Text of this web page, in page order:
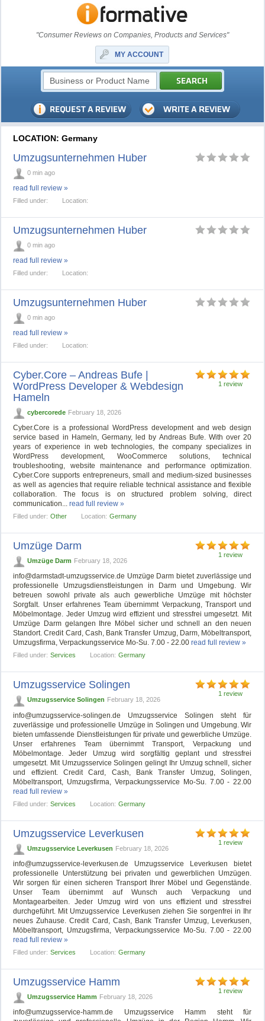
"Consumer Reviews on Companies, Products and Services"
MY ACCOUNT
LOCATION: Germany
Umzugsunternehmen Huber
0 min ago
read full review »
Filled under: Location:
Umzugsunternehmen Huber
0 min ago
read full review »
Filled under: Location:
Umzugsunternehmen Huber
0 min ago
read full review »
Filled under: Location:
1 review
Cyber.Core – Andreas Bufe |
WordPress Developer & Webdesign
Hameln
cybercorede February 18, 2026
Cyber.Core is a professional WordPress development and web design
service based in Hameln, Germany, led by Andreas Bufe. With over 20
years of experience in web technologies, the company specializes in
WordPress development, WooCommerce solutions, technical
troubleshooting, website maintenance and performance optimization.
Cyber.Core supports entrepreneurs, small and medium-sized businesses
as well as agencies that require reliable technical assistance and flexible
collaboration. The focus is on structured problem solving, direct
communication...read full review »
Filled under: Other Location: Germany
1 review
Umzüge Darm
Umzüge Darm February 18, 2026
info@darmstadt-umzugsservice.de Umzüge Darm bietet zuverlässige und
professionelle Umzugsdienstleistungen in Darm und Umgebung. Wir
betreuen sowohl private als auch gewerbliche Umzüge mit höchster
Sorgfalt. Unser erfahrenes Team übernimmt Verpackung, Transport und
Möbelmontage. Jeder Umzug wird effizient und stressfrei umgesetzt. Mit
Umzüge Darm gelangen Ihre Möbel sicher und schnell an den neuen
Standort. Credit Card, Cash, Bank Transfer Umzug, Darm, Möbeltransport,
Umzugsfirma, Verpackungsservice Mo-Su. 7.00 - 22.00read full review »
Filled under: Services Location: Germany
1 review
Umzugsservice Solingen
Umzugsservice Solingen February 18, 2026
info@umzugsservice-solingen.de Umzugsservice Solingen steht für
zuverlässige und professionelle Umzüge in Solingen und Umgebung. Wir
bieten umfassende Dienstleistungen für private und gewerbliche Umzüge.
Unser erfahrenes Team übernimmt Transport, Verpackung und
Möbelmontage. Jeder Umzug wird sorgfältig geplant und stressfrei
umgesetzt. Mit Umzugsservice Solingen gelingt Ihr Umzug schnell, sicher
und effizient. Credit Card, Cash, Bank Transfer Umzug, Solingen,
Möbeltransport, Umzugsfirma, Verpackungsservice Mo-Su. 7.00 - 22.00
read full review »
Filled under: Services Location: Germany
1 review
Umzugsservice Leverkusen
Umzugsservice Leverkusen February 18, 2026
info@umzugsservice-leverkusen.de Umzugsservice Leverkusen bietet
professionelle Unterstützung bei privaten und gewerblichen Umzügen.
Wir sorgen für einen sicheren Transport Ihrer Möbel und Gegenstände.
Unser Team übernimmt auf Wunsch auch Verpackung und
Montagearbeiten. Jeder Umzug wird von uns effizient und stressfrei
durchgeführt. Mit Umzugsservice Leverkusen ziehen Sie sorgenfrei in Ihr
neues Zuhause. Credit Card, Cash, Bank Transfer Umzug, Leverkusen,
Möbeltransport, Umzugsfirma, Verpackungsservice Mo-Su. 7.00 - 22.00
read full review »
Filled under: Services Location: Germany
1 review
Umzugsservice Hamm
Umzugsservice Hamm February 18, 2026
info@umzugsservice-hamm.de Umzugsservice Hamm steht für